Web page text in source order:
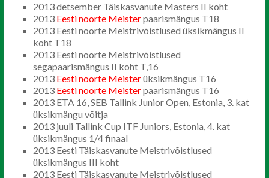
2013 detsember Täiskasvanute Masters II koht
2013 Eestinoorte Meisterpaarismängus T18
2013 Eesti noorte Meistrivõistlused üksikmängus II
koht T18
2013 Eesti noorte Meistrivõistlused
segapaarismängus II koht T,16
2013 Eesti noorte Meisterüksikmängus T16
2013 Eesti noorte Meisterpaarismängus T16
2013 ETA 16, SEB Tallink Junior Open, Estonia, 3. kat
üksikmängu võitja
2013 juuli Tallink Cup ITF Juniors, Estonia, 4. kat
üksikmängus 1/4 finaal
2013 Eesti Täiskasvanute Meistrivõistlused
üksikmängus III koht
2013 Eesti Täiskasvanute Meistrivõistlused